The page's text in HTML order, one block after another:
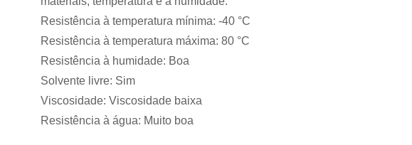
Resistência à temperatura mínima: -40 °C
Resistência à temperatura máxima: 80 °C
Resistência à humidade: Boa
Solvente livre: Sim
Viscosidade: Viscosidade baixa
Resistência à água: Muito boa